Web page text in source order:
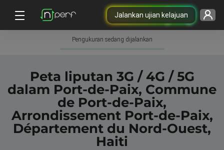
Jalankan ujian kelajuan
Pengukuran sedang dijalankan
Peta liputan 3G / 4G / 5G
dalam Port-de-Paix, Commune
de Port-de-Paix,
Arrondissement Port-de-Paix,
Département du Nord-Ouest,
Haiti